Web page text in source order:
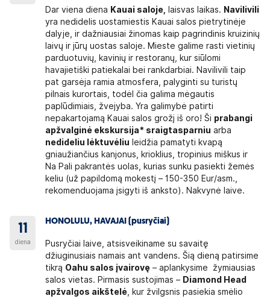
Dar viena diena Kauai saloje, laisvas laikas. Navilivili
yra nedidelis uostamiestis Kauai salos pietrytinėje
dalyje, ir dažniausiai žinomas kaip pagrindinis kruizinių
laivų ir jūrų uostas saloje. Mieste galime rasti vietinių
parduotuvių, kavinių ir restoranų, kur siūlomi
havajietiški patiekalai bei rankdarbiai. Navilivili taip
pat garsėja ramia atmosfera, palyginti su turistų
pilnais kurortais, todėl čia galima mėgautis
paplūdimiais, žvejyba. Yra galimybė patirti
nepakartojamą Kauai salos grožį iš oro! Ši prabangi
apžvalginė ekskursija* sraigtasparniu arba
nedideliu lėktuvėliu leidžia pamatyti kvapą
gniaužiančius kanjonus, krioklius, tropinius miškus ir
Na Pali pakrantės uolas, kurias sunku pasiekti žemės
keliu (už papildomą mokestį – 150-350 Eur/asm.,
rekomenduojama įsigyti iš anksto). Nakvynė laive.
11
diena
HONOLULU, HAVAJAI (pusryčiai)
Pusryčiai laive, atsisveikiname su savaitę
džiuginusiais namais ant vandens. Šią dieną patirsime
tikrą Oahu salos įvairovę – aplankysime žymiausias
salos vietas. Pirmasis sustojimas – Diamond Head
apžvalgos aikštelė , kur žvilgsnis pasiekia smėlio